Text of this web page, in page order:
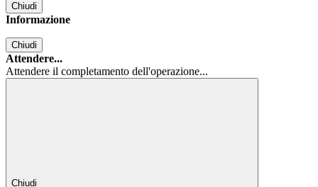
Chiudi
Informazione
Chiudi
Attendere...
Attendere il completamento dell'operazione...
Chiudi